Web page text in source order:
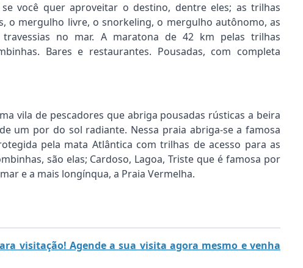
você quer aproveitar o destino, dentre eles; as trilhas
o mergulho livre, o snorkeling, o mergulho autônomo, as
no mar. A maratona de 42 km pelas trilhas
Bares e restaurantes. Pousadas, com completa
vila de pescadores que abriga pousadas rústicas a beira
um por do sol radiante. Nessa praia abriga-se a famosa
pela mata Atlântica com trilhas de acesso para as
são elas; Cardoso, Lagoa, Triste que é famosa por
e a mais longínqua, a Praia Vermelha.
visitação! Agende a sua visita agora mesmo e venha